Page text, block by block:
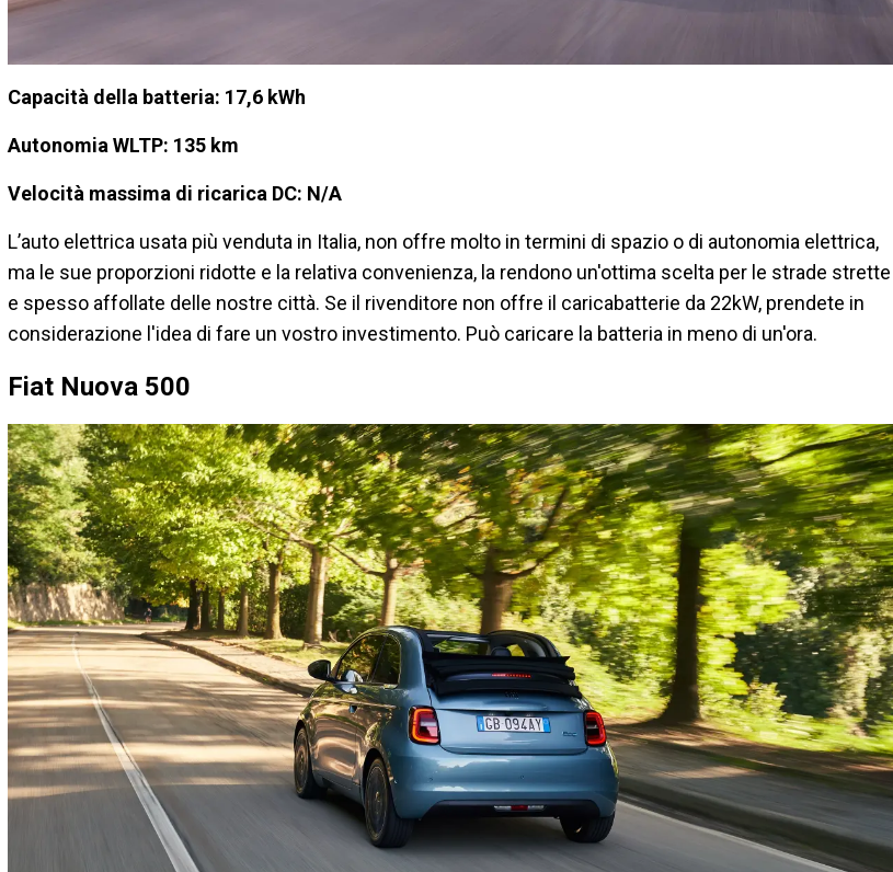
Capacità della batteria: 17,6 kWh
Autonomia WLTP: 135 km
Velocità massima di ricarica DC: N/A
L’auto elettrica usata più venduta in Italia, non offre molto in termini di spazio o di autonomia elettrica,
ma le sue proporzioni ridotte e la relativa convenienza, la rendono un'ottima scelta per le strade strette
e spesso affollate delle nostre città. Se il rivenditore non offre il caricabatterie da 22kW, prendete in
considerazione l'idea di fare un vostro investimento. Può caricare la batteria in meno di un'ora.
Fiat Nuova 500